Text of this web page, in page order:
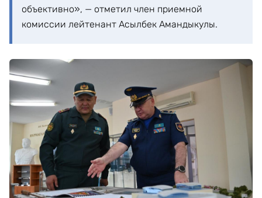
объективно», — отметил член приемной
комиссии лейтенант Асылбек Амандыкулы.